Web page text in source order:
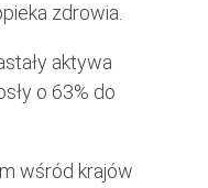
zdrowia.
aktywa
o 63% do
wśród krajów